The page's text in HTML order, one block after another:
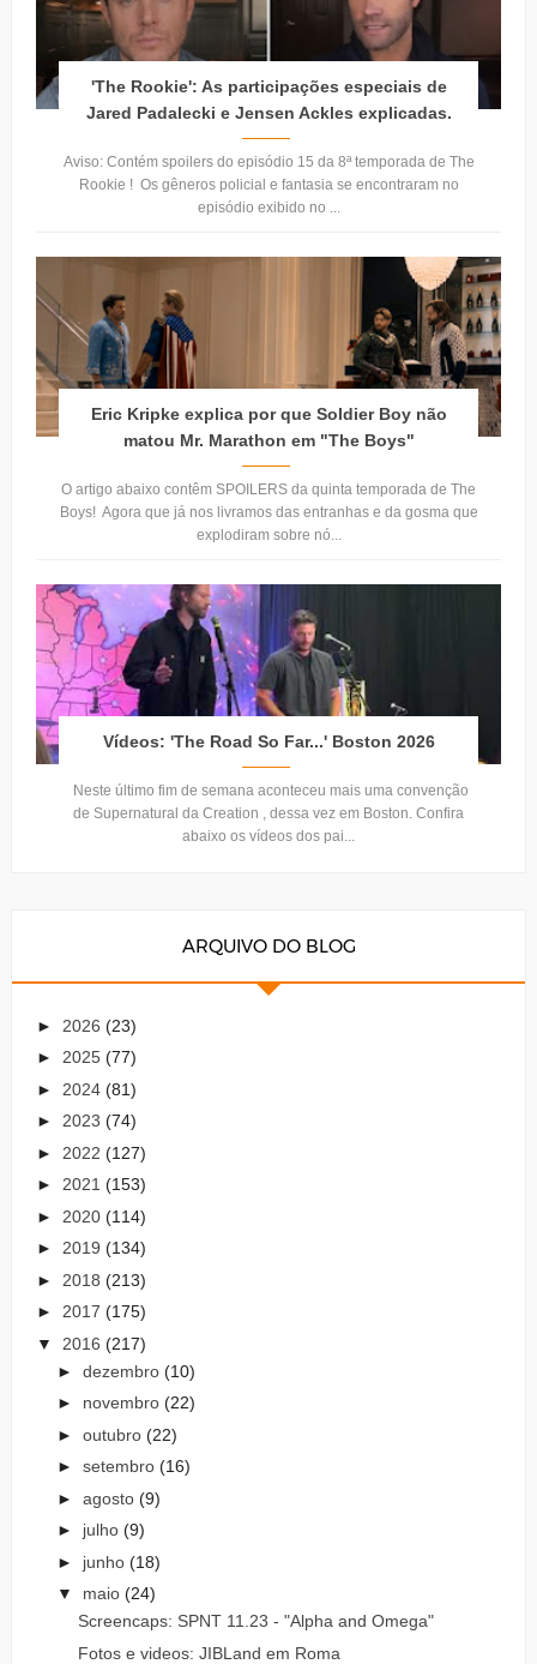
'The Rookie': As participações especiais de
Jared Padalecki e Jensen Ackles explicadas.
Aviso: Contém spoilers do episódio 15 da 8ª temporada de The
Rookie ! Os gêneros policial e fantasia se encontraram no
episódio exibido no ...
Eric Kripke explica por que Soldier Boy não
matou Mr. Marathon em "The Boys"
O artigo abaixo contêm SPOILERS da quinta temporada de The
Boys! Agora que já nos livramos das entranhas e da gosma que
explodiram sobre nó...
Vídeos: 'The Road So Far...' Boston 2026
Neste último fim de semana aconteceu mais uma convenção
de Supernatural da Creation , dessa vez em Boston. Confira
abaixo os vídeos dos pai...
ARQUIVO DO BLOG
► 2026 (23)
► 2025 (77)
► 2024 (81)
► 2023 (74)
► 2022 (127)
► 2021 (153)
► 2020 (114)
► 2019 (134)
► 2018 (213)
► 2017 (175)
▼ 2016 (217)
► dezembro (10)
► novembro (22)
► outubro (22)
► setembro (16)
► agosto (9)
► julho (9)
► junho (18)
▼ maio (24)
Screencaps: SPNT 11.23 - "Alpha and Omega"
Fotos e videos: JIBLand em Roma